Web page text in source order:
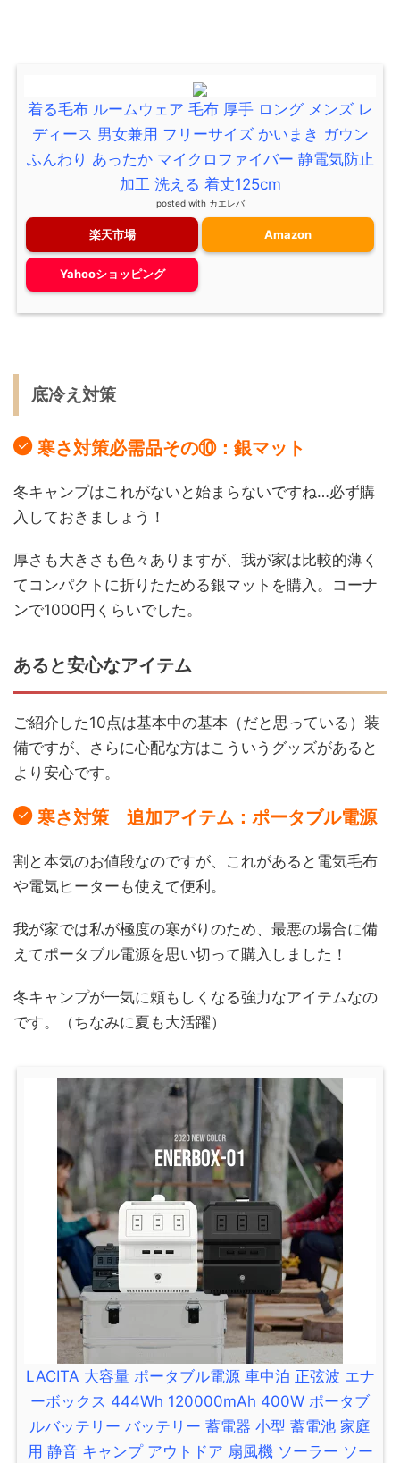
着る毛布 ルームウェア 毛布 厚手 ロング メンズ レ
ディース 男女兼用 フリーサイズ かいまき ガウン
ふんわり あったか マイクロファイバー 静電気防止
加工 洗える 着丈125cm
posted with カエレバ
楽天市場 Amazon
Yahooショッピング
底冷え対策
寒さ対策必需品その⑩：銀マット
冬キャンプはこれがないと始まらないですね…必ず購
入しておきましょう！
厚さも大きさも色々ありますが、我が家は比較的薄く
てコンパクトに折りたためる銀マットを購入。コーナ
ンで1000円くらいでした。
あると安心なアイテム
ご紹介した10点は基本中の基本（だと思っている）装
備ですが、さらに心配な方はこういうグッズがあると
より安心です。
寒さ対策 追加アイテム：ポータブル電源
割と本気のお値段なのですが、これがあると電気毛布
や電気ヒーターも使えて便利。
我が家では私が極度の寒がりのため、最悪の場合に備
えてポータブル電源を思い切って購入しました！
冬キャンプが一気に頼もしくなる強力なアイテムなの
です。（ちなみに夏も大活躍）
LACITA 大容量 ポータブル電源 車中泊 正弦波 エナ
ーボックス 444Wh 120000mAh 400W ポータブ
ルバッテリー バッテリー 蓄電器 小型 蓄電池 家庭
用 静音 キャンプ アウトドア 扇風機 ソーラー ソー